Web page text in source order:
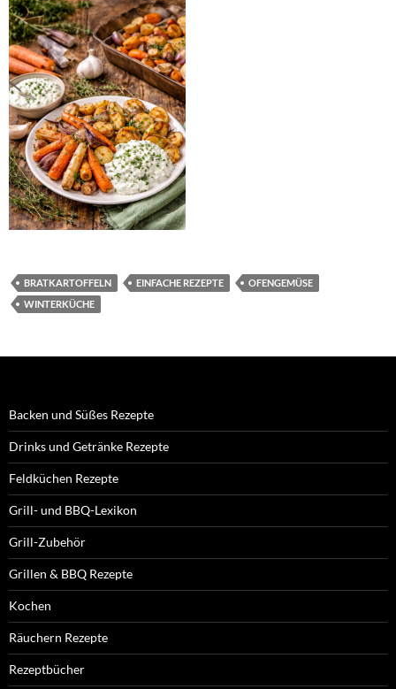
BRATKARTOFFELN EINFACHE REZEPTE
OFENGEMÜSE
WINTERKÜCHE
Backen und Süßes Rezepte
Drinks und Getränke Rezepte
Feldküchen Rezepte
Grill- und BBQ-Lexikon
Grill-Zubehör
Grillen & BBQ Rezepte
Kochen
Räuchern Rezepte
Rezeptbücher